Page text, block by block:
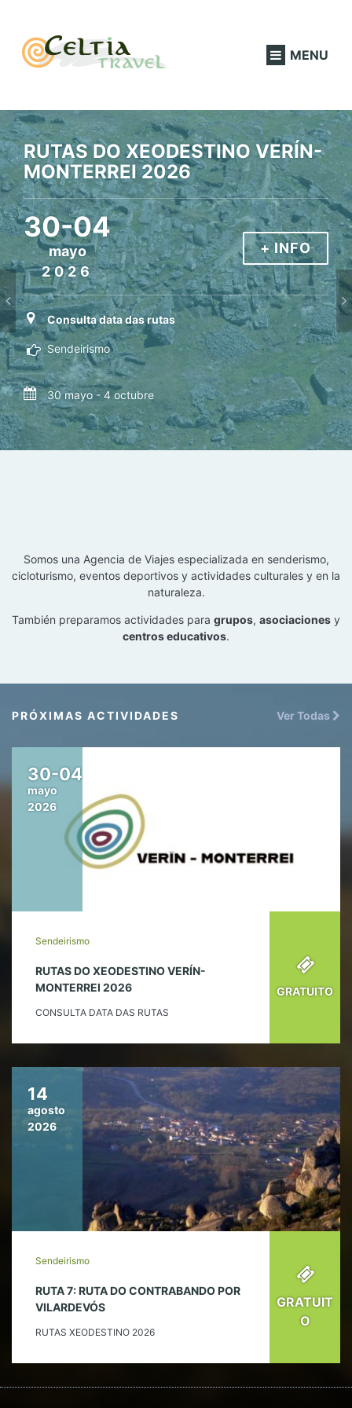
MENU
RUTAS DO XEODESTINO VERÍN-
MONTERREI 2026
30-04
mayo
2026
+ INFO
Consulta data das rutas
Sendeirismo
30 mayo - 4 octubre
RUTA 7: RUTA DO
CONTRABANDO POR
VILARDEVÓS
14
agosto
2026
+ INFO
Rutas Xeodestino 2026
Sendeirismo
8:30 pm - 11:30 pm
Somos una Agencia de Viajes especializada en senderismo,
cicloturismo, eventos deportivos y actividades culturales y en la
naturaleza.
También preparamos actividades para grupos, asociaciones y
centros educativos.
Ver Todas
PRÓXIMAS ACTIVIDADES
30-04
mayo
2026
Sendeirismo
RUTAS DO XEODESTINO VERÍN-
MONTERREI 2026
CONSULTA DATA DAS RUTAS
GRATUITO
14
agosto
2026
Sendeirismo
RUTA 7: RUTA DO CONTRABANDO POR
VILARDEVÓS
RUTAS XEODESTINO 2026
GRATUIT
O